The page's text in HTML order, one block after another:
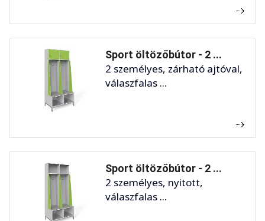
Sport öltözőbútor - 2 ...
2 személyes, zárható ajtóval,
válaszfalas ...
Sport öltözőbútor - 2 ...
2 személyes, nyitott,
válaszfalas ...